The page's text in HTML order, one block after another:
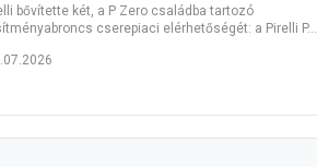
bővítette két, a P Zero családba tartozó
cserepiaci elérhetőségét: a Pirelli P…